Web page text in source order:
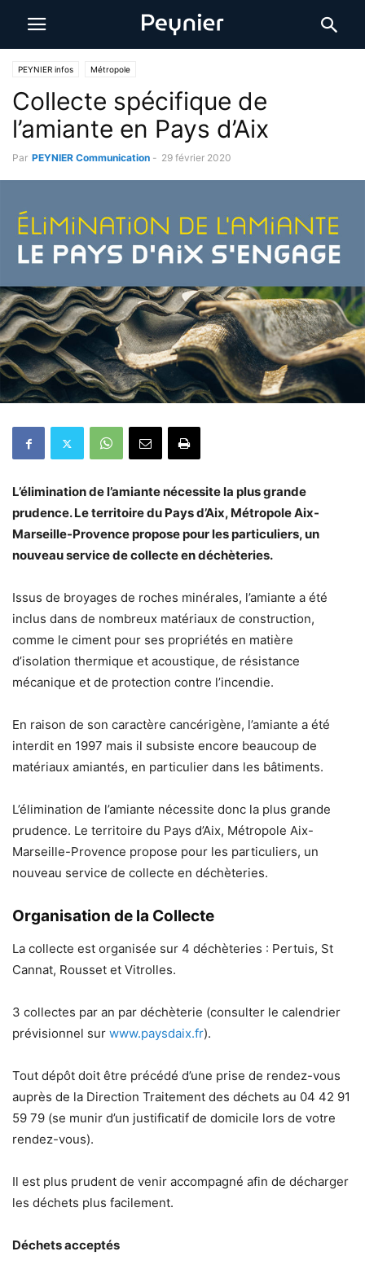
PEYNIER infos Métropole
Collecte spécifique de
l’amiante en Pays d’Aix
Par PEYNIER Communication - 29 février 2020
L’élimination de l’amiante nécessite la plus grande
prudence. Le territoire du Pays d’Aix, Métropole Aix-
Marseille-Provence propose pour les particuliers, un
nouveau service de collecte en déchèteries.
Issus de broyages de roches minérales, l’amiante a été
inclus dans de nombreux matériaux de construction,
comme le ciment pour ses propriétés en matière
d’isolation thermique et acoustique, de résistance
mécanique et de protection contre l’incendie.
En raison de son caractère cancérigène, l’amiante a été
interdit en 1997 mais il subsiste encore beaucoup de
matériaux amiantés, en particulier dans les bâtiments.
L’élimination de l’amiante nécessite donc la plus grande
prudence. Le territoire du Pays d’Aix, Métropole Aix-
Marseille-Provence propose pour les particuliers, un
nouveau service de collecte en déchèteries.
Organisation de la Collecte
La collecte est organisée sur 4 déchèteries : Pertuis, St
Cannat, Rousset et Vitrolles.
3 collectes par an par déchèterie (consulter le calendrier
prévisionnel sur www.paysdaix.fr).
Tout dépôt doit être précédé d’une prise de rendez-vous
auprès de la Direction Traitement des déchets au 04 42 91
59 79 (se munir d’un justificatif de domicile lors de votre
rendez-vous).
Il est plus prudent de venir accompagné afin de décharger
les déchets plus facilement.
Déchets acceptés